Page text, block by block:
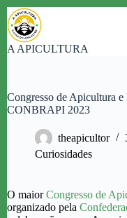
Pular
para
o
conteúdo
A APICULTURA
Congresso de Apicultura
CONBRAPI 2023
theapicultor
Curiosidades
O maiorCongresso de
organizado pela